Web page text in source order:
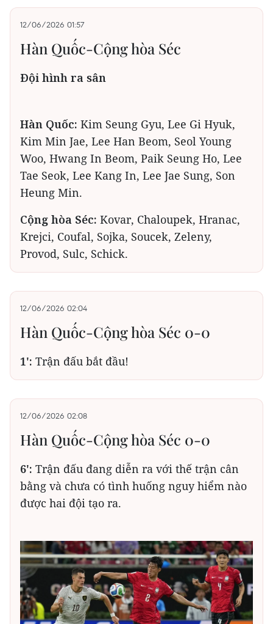
12/06/2026 01:57
Hàn Quốc-Cộng hòa Séc
Đội hình ra sân
Hàn Quốc: Kim Seung Gyu, Lee Gi Hyuk,
Kim Min Jae, Lee Han Beom, Seol Young
Woo, Hwang In Beom, Paik Seung Ho, Lee
Tae Seok, Lee Kang In, Lee Jae Sung, Son
Heung Min.
Cộng hòa Séc: Kovar, Chaloupek, Hranac,
Krejci, Coufal, Sojka, Soucek, Zeleny,
Provod, Sulc, Schick.
12/06/2026 02:04
Hàn Quốc-Cộng hòa Séc 0-0
1': Trận đấu bắt đầu!
12/06/2026 02:08
Hàn Quốc-Cộng hòa Séc 0-0
6': Trận đấu đang diễn ra với thế trận cân
bằng và chưa có tình huống nguy hiểm nào
được hai đội tạo ra.